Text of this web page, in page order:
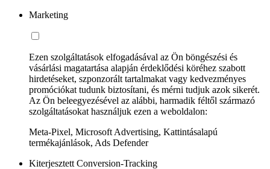
Marketing
Ezen szolgáltatások elfogadásával az Ön böngészési és
vásárlási magatartása alapján érdeklődési köréhez szabott
hirdetéseket, szponzorált tartalmakat vagy kedvezményes
promóciókat tudunk biztosítani, és mérni tudjuk azok sikerét.
Az Ön beleegyezésével az alábbi, harmadik féltől származó
szolgáltatásokat használjuk ezen a weboldalon:
Meta-Pixel, Microsoft Advertising, Kattintásalapú
termékajánlások, Ads Defender
Kiterjesztett Conversion-Tracking